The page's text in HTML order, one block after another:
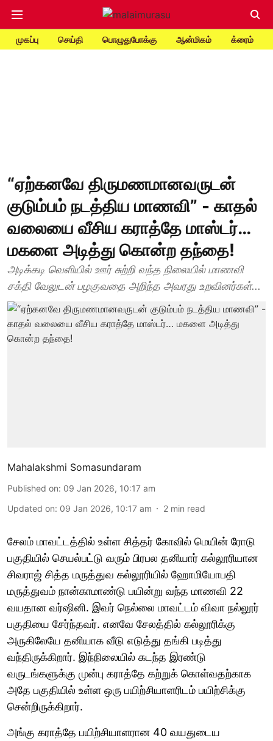
முகப்பு செய்தி பொழுதுபோக்கு ஆன்மிகம் க்ரைம்
“ஏற்கனவே திருமணமானவருடன்
குடும்பம் நடத்திய மாணவி” - காதல்
வலையை வீசிய கராத்தே மாஸ்டர்…
மகளை அடித்து கொன்ற தந்தை!
அடிக்கடி வெளியில் ஊர் சுற்றி வந்த நிலையில் மாணவி
சக்தி வேலுடன் பழகுவதை அறிந்த அவரது உறவினர்கள்...
Mahalakshmi Somasundaram
Published on: 09 Jan 2026, 10:17 am
Updated on: 09 Jan 2026, 10:17 am 2 min read
சேலம் மாவட்டத்தில் உள்ள சித்தர் கோவில் மெயின் ரோடு
பகுதியில் செயல்பட்டு வரும் பிரபல தனியார் கல்லூரியான
சிவராஜ் சித்த மருத்துவ கல்லூரியில் ஹோமியோபதி
மருத்துவம் நான்காமாண்டு பயின்று வந்த மாணவி 22
வயதான வர்ஷினி. இவர் நெல்லை மாவட்டம் விவா நல்லூர்
பகுதியை சேர்ந்தவர். எனவே சேலத்தில் கல்லூரிக்கு
அருகிலேயே தனியாக வீடு எடுத்து தங்கி படித்து
வந்திருக்கிறார். இந்நிலையில் கடந்த இரண்டு
வருடங்களுக்கு முன்பு கராத்தே கற்றுக் கொள்வதற்காக
அதே பகுதியில் உள்ள ஒரு பயிற்சியாளரிடம் பயிற்சிக்கு
சென்றிருக்கிறார்.
அங்கு கராத்தே பயிற்சியாளரான 40 வயதுடைய